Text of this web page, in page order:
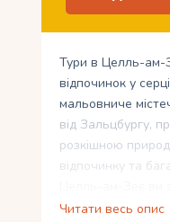
Тури в Целль-ам-
відпочинок у
мальовниче
від Зальцбургу,
розкішною
відпочинку та
перебуванням у
Читати весь опис